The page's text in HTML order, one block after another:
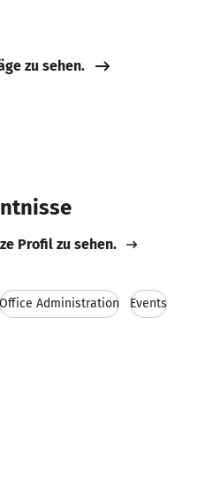
zu sehen.
Profil zu sehen.
Office Administration Events